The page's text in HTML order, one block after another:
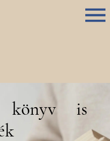
könyv is